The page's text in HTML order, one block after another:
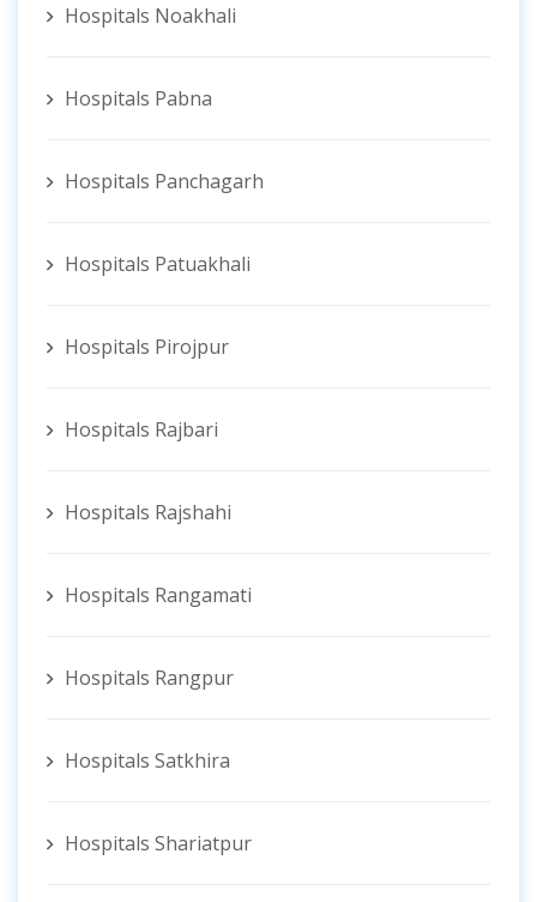
Hospitals Noakhali
Hospitals Pabna
Hospitals Panchagarh
Hospitals Patuakhali
Hospitals Pirojpur
Hospitals Rajbari
Hospitals Rajshahi
Hospitals Rangamati
Hospitals Rangpur
Hospitals Satkhira
Hospitals Shariatpur